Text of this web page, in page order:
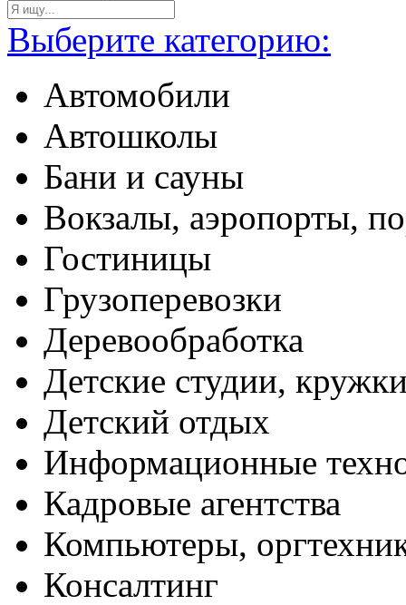
Выберите категорию:
Автомобили
Автошколы
Бани и сауны
Вокзалы, аэропорты,
Гостиницы
Грузоперевозки
Деревообработка
Детские студии,
Детский отдых
Информационные
Кадровые агентства
Компьютеры,
Консалтинг